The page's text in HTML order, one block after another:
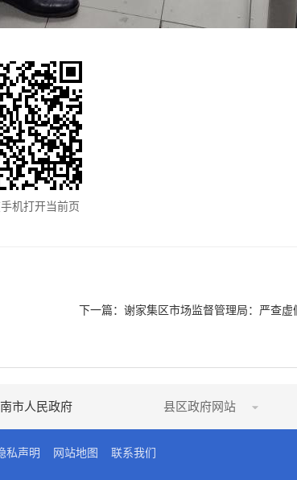
机打开当前页
下一篇： 谢家集区市场监督管理局：严查虚假
市人民政府 县区政府网站
私声明 网站地图 联系我们